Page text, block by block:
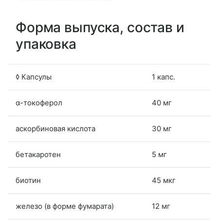
Форма выпуска, состав и
упаковка
◊ Капсулы 1 капс.
α-токоферол 40 мг
аскорбиновая кислота 30 мг
бетакаротен 5 мг
биотин 45 мкг
железо (в форме фумарата) 12 мг